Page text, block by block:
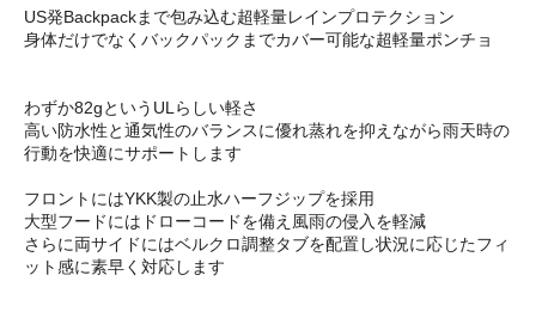
US発Backpackまで包み込む超軽量レインプロテクション
身体だけでなくバックパックまでカバー可能な超軽量ポンチョ
わずか82gというULらしい軽さ
高い防水性と通気性のバランスに優れ蒸れを抑えながら雨天時の
行動を快適にサポートします
フロントにはYKK製の止水ハーフジップを採用
大型フードにはドローコードを備え風雨の侵入を軽減
さらに両サイドにはベルクロ調整タブを配置し状況に応じたフィ
ット感に素早く対応します